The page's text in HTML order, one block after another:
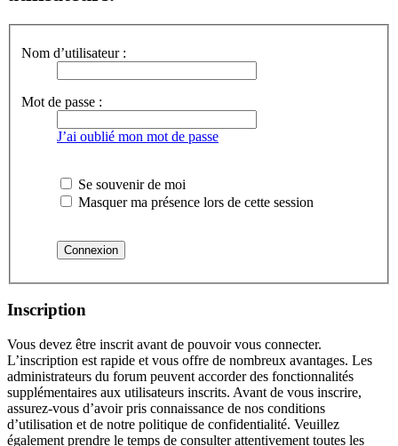
Nom d’utilisateur :
Mot de passe :
J’ai oublié mon mot de passe
Se souvenir de moi
Masquer ma présence lors de cette session
Inscription
Vous devez être inscrit avant de pouvoir vous connecter.
L’inscription est rapide et vous offre de nombreux avantages. Les
administrateurs du forum peuvent accorder des fonctionnalités
supplémentaires aux utilisateurs inscrits. Avant de vous inscrire,
assurez-vous d’avoir pris connaissance de nos conditions
d’utilisation et de notre politique de confidentialité. Veuillez
également prendre le temps de consulter attentivement toutes les